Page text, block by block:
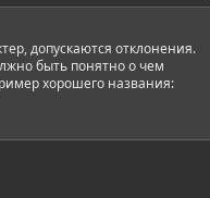
допускаются отклонения.
быть понятно о чем
хорошего названия: